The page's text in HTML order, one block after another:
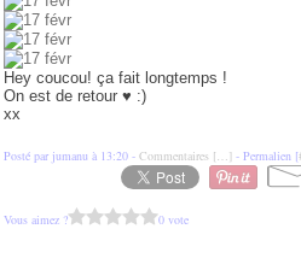
Hey coucou! ça fait longtemps !
On est de retour ♥ :)
xx
Posté par jumanu à 13:20 - Commentaires […] - Permalien [
Vous aimez ? 0 vote